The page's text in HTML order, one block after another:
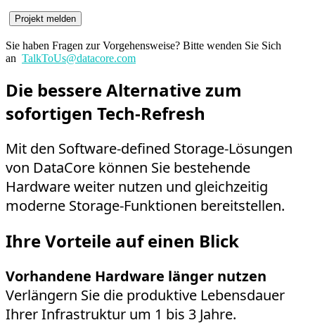
Sie haben Fragen zur Vorgehensweise? Bitte wenden Sie Sich
an TalkToUs@datacore.com
Die bessere Alternative zum
sofortigen Tech-Refresh
Mit den Software-defined Storage-Lösungen
von DataCore können Sie bestehende
Hardware weiter nutzen und gleichzeitig
moderne Storage-Funktionen bereitstellen.
Ihre Vorteile auf einen Blick
Vorhandene Hardware länger nutzen
Verlängern Sie die produktive Lebensdauer
Ihrer Infrastruktur um 1 bis 3 Jahre.